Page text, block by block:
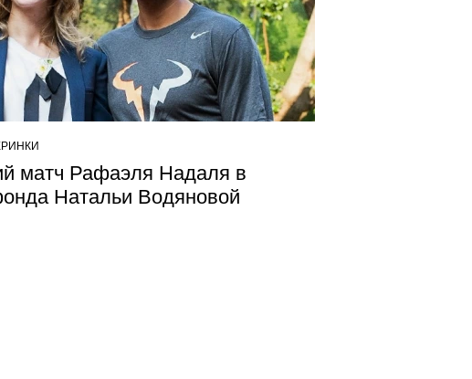
матч Рафаэля Надаля в
Натальи Водяновой